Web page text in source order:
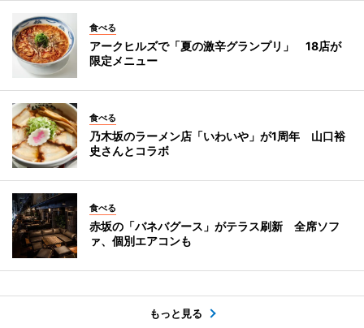
食べる
アークヒルズで「夏の激辛グランプリ」 18店が
限定メニュー
食べる
乃木坂のラーメン店「いわいや」が1周年 山口裕
史さんとコラボ
食べる
赤坂の「バネバグース」がテラス刷新 全席ソフ
ァ、個別エアコンも
もっと見る